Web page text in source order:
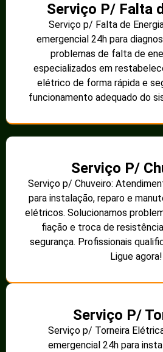
Serviço P/ Falta
Serviço p/ Falta de
emergencial 24h para
problemas de falta de
especializados em
elétrico de forma rápida e
funcionamento adequado do
Serviço P/
Serviço p/ Chuveiro:
para instalação, reparo e
elétricos. Solucionamos
fiação e troca de
segurança. Profissionais
Ligue agora!
Serviço P/
Serviço p/ Torneira
emergencial 24h para